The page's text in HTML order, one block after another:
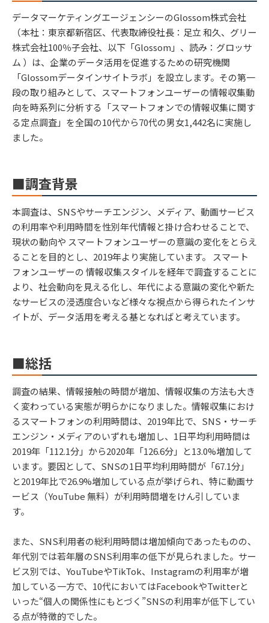
データマーケティングエージェンシーのGlossom株式会社
（本社：東京都新宿区、代表取締役社長：足立 和久、グリー
株式会社100％子会社、以下「Glossom」、読み：グロッサ
ム ）は、企業のデータ活用を促進するための研究機関
「Glossomデータインサイトラボ」を設立します。その第一
段の取り組みとして、スマートフォンユーザーの情報収集動
向を時系列に分析する「スマートフォンでの情報収集に関す
る定点調査」を全国の10代から70代の男女1,442名に実施し
ました。
■調査背景
本調査は、SNSやサーチエンジン、メディア、動画サービス
の利用率や利用時間を性別年代情報と掛け合わせることで、
現状の動向や スマートフォンユーザーの意識の変化をとらえ
ることを目的とし、2019年より実施しています。 スマート
フォンユーザーの 情報収集スタイルを経年で調査することに
より、社会動向を見える化し、年代による意識の変化や新た
なサービスの浸透度合いなど様々な視点から得られたインサ
イトが、データ活用を考える基となればと考えています。
■総括
調査の結果、情報接触の時間が増加、情報収集の方法も大き
く変わっている実態が明らかになりました。情報収集におけ
るスマートフォンの利用時間は、2019年比で、SNS・サーチ
エンジン・メディアのいずれも増加し、1日平均利用時間は
2019年「112.1分」から2020年「126.6分」と13.0%増加して
います。要因として、SNSの1日平均利用時間が「67.1分」
と2019年比で26.9%増加している点が挙げられ、特に動画サ
ービス（YouTube 無料）が利用時間増をけん引していま
す。
また、SNS利用者の総利用時間は増加傾向であったものの、
年代別では若年層のSNS利用率の低下が見られました。サー
ビス別では、YouTubeやTikTok、Instagramの利用率が増
加している一方で、10代においてはFacebookやTwitterと
いった“個人の関係性にもとづく”SNSの利用率が低下してい
る点が特徴的でした。